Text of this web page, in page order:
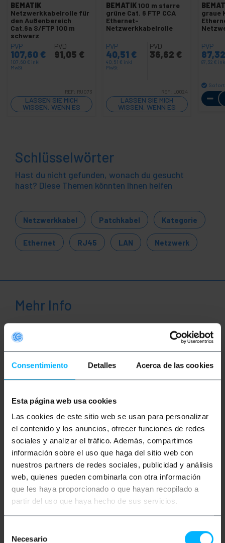
Consentimiento Detalles Acerca de las cookies
Esta página web usa cookies
Las cookies de este sitio web se usan para personalizar
el contenido y los anuncios, ofrecer funciones de redes
sociales y analizar el tráfico. Además, compartimos
información sobre el uso que haga del sitio web con
nuestros partners de redes sociales, publicidad y análisis
web, quienes pueden combinarla con otra información
que les haya proporcionado o que hayan recopilado a
partir del uso que haya hecho de sus servicios.
Necesario
BEMATIK
Netzwerkkabelrolle für
den Außenbereich
Cat.6a S/FTP 100 m
schwarz
PVP
107,60 €
107,60 € inkl
MwSt
PVD
91,05 €
REF: RU073
LASSEN SIE MICH
WISSEN, WENN ES
LAGER GIBT
BEMATIK100 m starre
grüne Cat. 6 FTP CCA
Ethernet-
Netzwerkkabelrolle
PVP
40,51 €
40,51 € inkl
MwSt
PVD
36,62 €
REF: LQ024
LASSEN SIE MICH
WISSEN, WENN ES
LAGER GIBT
graue
PVP
87,32 €
Schlüsselwörter
Hast du nicht gefunden, wonach du gesucht
hast? Diese Themen könnten Ihnen helfen
Netzwerkkabel Patchkabel Kategorie
Ethernet RJ45 LAN Netzwerk
Mehr Info
Beschreibung
Netzwerkkabeltrommel.
(10000Mbps) mit einer Bandbreite von bis zu 500
Mhz. 4-paarige Ethernet-Kabeltrommel (8 Litzen
verdrillt 2 Zoll 2) und gemäß dem ANSI/TIA-568-C-
Standard. Konzipiert für den Einsatz in
strukturierten Netzwerkkabelinstallationen zur
Verkabelung eines Büros, Zuhauses, der
Heimautomation usw Audio- und
Videoanwendungen, Videokonferenzen ggf. mit
Konverter-Kits. Ideal zum Anschluss von
beispielsweise Computern, Konsolen, Servern,
Druckern, Switches, Routern, Access Points,
Kameras, Modems oder Netzwerkelektronik im
Allgemeinen und mehr. Dieses Netzwerkkabel ist
Büros, Lagerhäusern, Rechenzentren oder an jedem
Hergestellt mit der Teilenummer UPC-5004E-SO-